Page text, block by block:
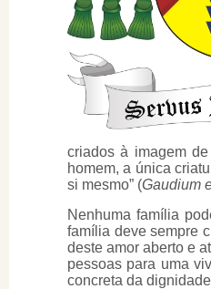
criados à imagem
homem, a única
si mesmo” (Gaudium
Nenhuma família
família deve sempre
deste amor aberto e
pessoas para uma
concreta da